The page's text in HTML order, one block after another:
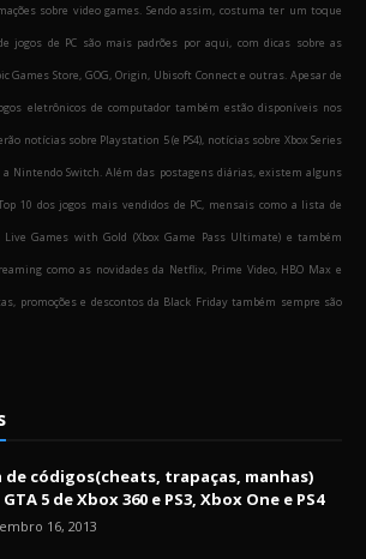
sobre video games. Sendo assim, costuma ter um toque
jogos de PC são mais padrões por aqui, com dicas sobre as
Games Store, GOG, Origin, Ubisoft Connect e outras. Apesar de
eletrônicos de computador também estão disponíveis nos
notícias sobre Playstation 5 (e PS4), notícias sobre Xbox Series
a Nintendo Switch. Além das postagens diárias, existem alguns
10 dos jogos mais vendidos de PC, mensais como a lista de
Live Games with Gold (Xbox Game Pass Ultimate) e também
como as novidades da Netflix, Prime Video, HBO Max e
promoções e descontos da Black Friday também sempre são
de códigos(cheats, trapaças, manhas)
5 de Xbox 360 e PS3, Xbox One e PS4
16, 2013